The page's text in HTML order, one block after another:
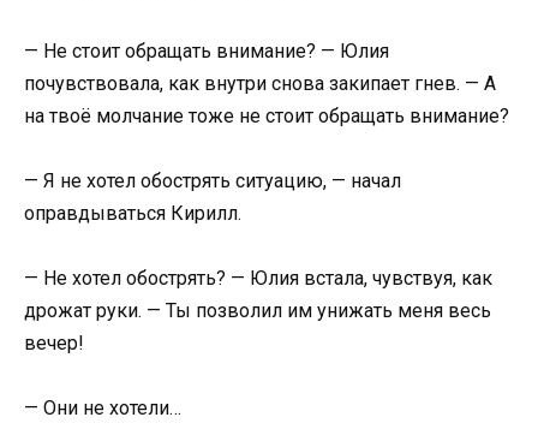
— Не стоит обращать внимание? — Юлия
почувствовала, как внутри снова закипает гнев. — А
на твоё молчание тоже не стоит обращать внимание?
— Я не хотел обострять ситуацию, — начал
оправдываться Кирилл.
— Не хотел обострять? — Юлия встала, чувствуя, как
дрожат руки. — Ты позволил им унижать меня весь
вечер!
— Они не хотели…